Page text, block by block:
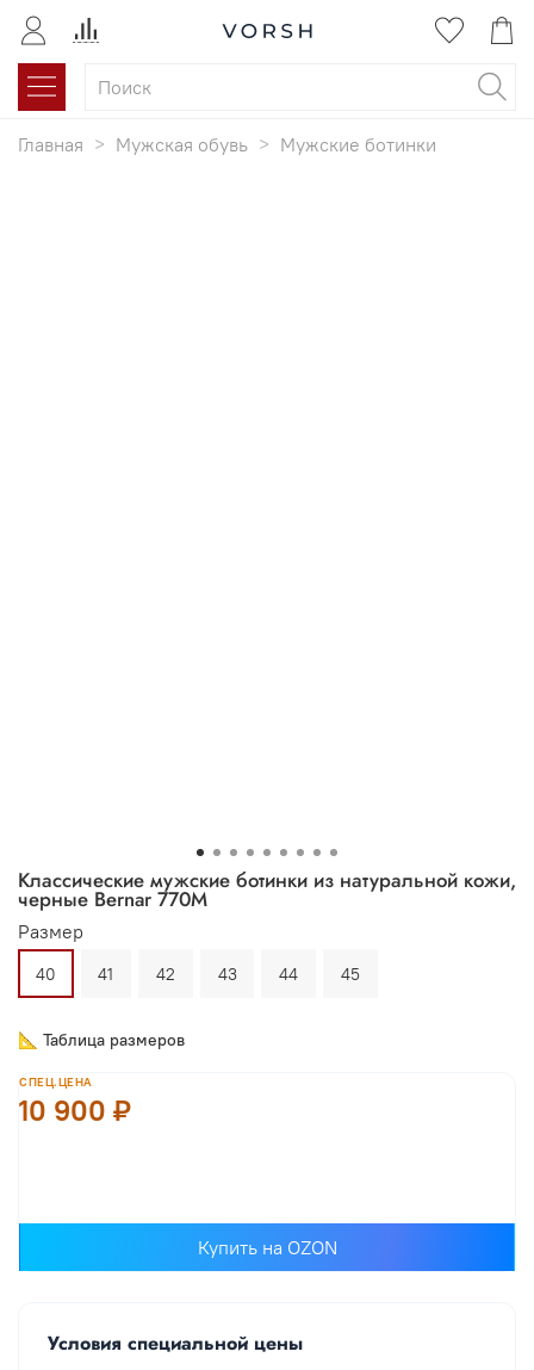
Главная Мужская обувь Мужские ботинки
Классические мужские ботинки из натуральной кожи,
черные Bernar 770M
Размер
40 41 42 43 44 45
📐 Таблица размеров
СПЕЦ.ЦЕНА
10 900 ₽
Купить на OZON
Условия специальной цены